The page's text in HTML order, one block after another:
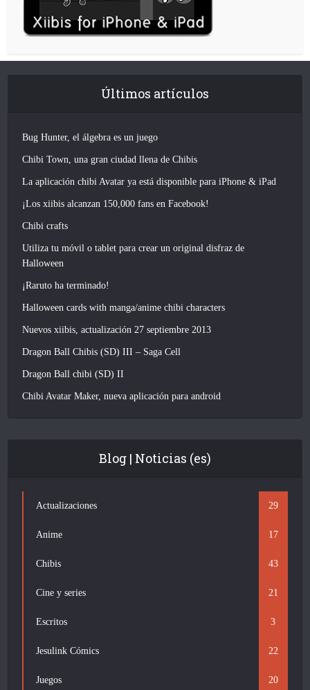
Últimos artículos
Bug Hunter, el álgebra es un juego
Chibi Town, una gran ciudad llena de Chibis
La aplicación chibi Avatar ya está disponible para iPhone & iPad
¡Los xiibis alcanzan 150,000 fans en Facebook!
Chibi crafts
Utiliza tu móvil o tablet para crear un original disfraz de
Halloween
¡Raruto ha terminado!
Halloween cards with manga/anime chibi characters
Nuevos xiibis, actualización 27 septiembre 2013
Dragon Ball Chibis (SD) III – Saga Cell
Dragon Ball chibi (SD) II
Chibi Avatar Maker, nueva aplicación para android
Blog | Noticias (es)
Actualizaciones 29
Anime 17
Chibis 43
Cine y series 21
Escritos 3
Jesulink Cómics 22
Juegos 20